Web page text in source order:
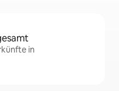
in